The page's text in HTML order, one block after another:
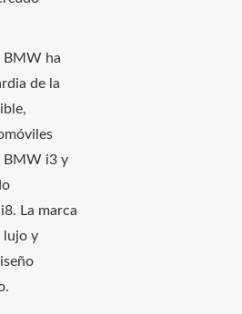
BMW ha
de la
BMW i3 y
La marca
lujo y